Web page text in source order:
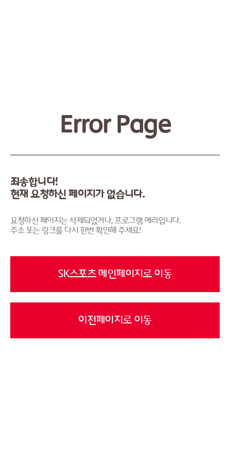
Error Page
죄송합니다!
현재 요청하신 페이지가 없습니다.
요청하신 페이지는 삭제되었거나, 프로그램 에러입니다.
주소 또는 링크를 다시 한번 확인해 주세요!
SK스포츠 메인페이지로 이동
이전페이지로 이동